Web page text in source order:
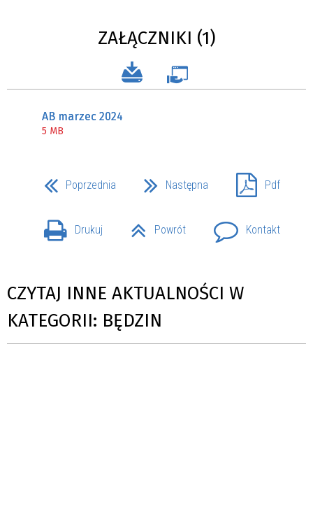
ZAŁĄCZNIKI (1)
AB marzec 2024
5 MB
Poprzednia Następna Pdf
Drukuj Powrót Kontakt
CZYTAJ INNE AKTUALNOŚCI W
KATEGORII: BĘDZIN